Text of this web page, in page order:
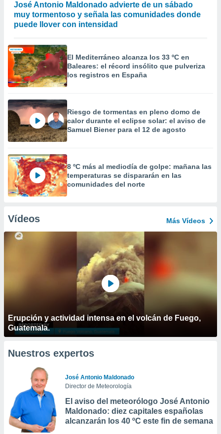
José Antonio Maldonado advierte de un sábado
muy tormentoso y señala las comunidades donde
puede llover con intensidad
El Mediterráneo alcanza los 33 ºC en
Baleares: el récord insólito que pulveriza
los registros en España
Riesgo de tormentas en pleno domo de
calor durante el eclipse solar: el aviso de
Samuel Biener para el 12 de agosto
8 ºC más al mediodía de golpe: mañana las
temperaturas se dispararán en las
comunidades del norte
Vídeos Más Vídeos
Erupción y actividad intensa en el volcán de Fuego,
Guatemala.
Nuestros expertos
José Antonio Maldonado
Director de Meteorología
El aviso del meteorólogo José Antonio
Maldonado: diez capitales españolas
alcanzarán los 40 ºC este fin de semana